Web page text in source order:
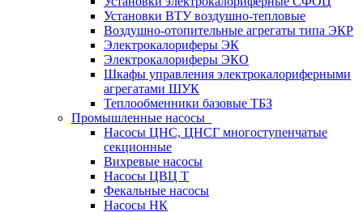
Установки ВТУ воздушно-тепловые
Воздушно-отопительные агрегаты типа ЭКР
Электрокалориферы ЭК
Электрокалориферы ЭКО
Шкафы управления электрокалориферными
агрегатами ШУК
Теплообменники базовые ТБЗ
Промышленные насосы
Насосы ЦНС, ЦНСГ многоступенчатые
секционные
Вихревые насосы
Насосы ЦВЦ Т
Фекальные насосы
Насосы НК